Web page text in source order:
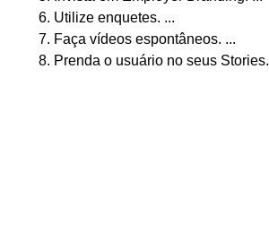
Utilize enquetes. ...
Faça vídeos espontâneos. ...
Prenda o usuário no seus Stories.